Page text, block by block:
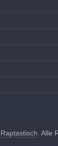
Raptastisch . Alle